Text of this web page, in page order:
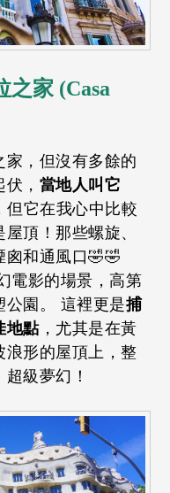
之家 (Casa
家，但沒有多餘的
， 當地人叫它
但它在我心中比較
頂！那些螺旋、
囪和通風口🤣🤣
電影的場景，高第
公園。 這裡更是捕
地點，尤其是在黃
浪形的屋頂上，整
級夢幻！